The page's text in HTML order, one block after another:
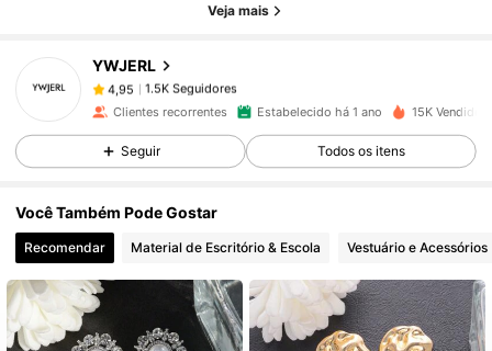
Veja mais
YWJERL
1.5K Seguidores
4,95
1.5K Seguidores
a***a
1 dia atrás
4,95 1.5K Seguidores
4,95
1.5K Seguidores
Clientes recorrentes Estabelecido há 1 ano 15K Vendido
Seguir Todos os itens
Você Também Pode Gostar
Recomendar Material de Escritório & Escola Vestuário e Acessórios